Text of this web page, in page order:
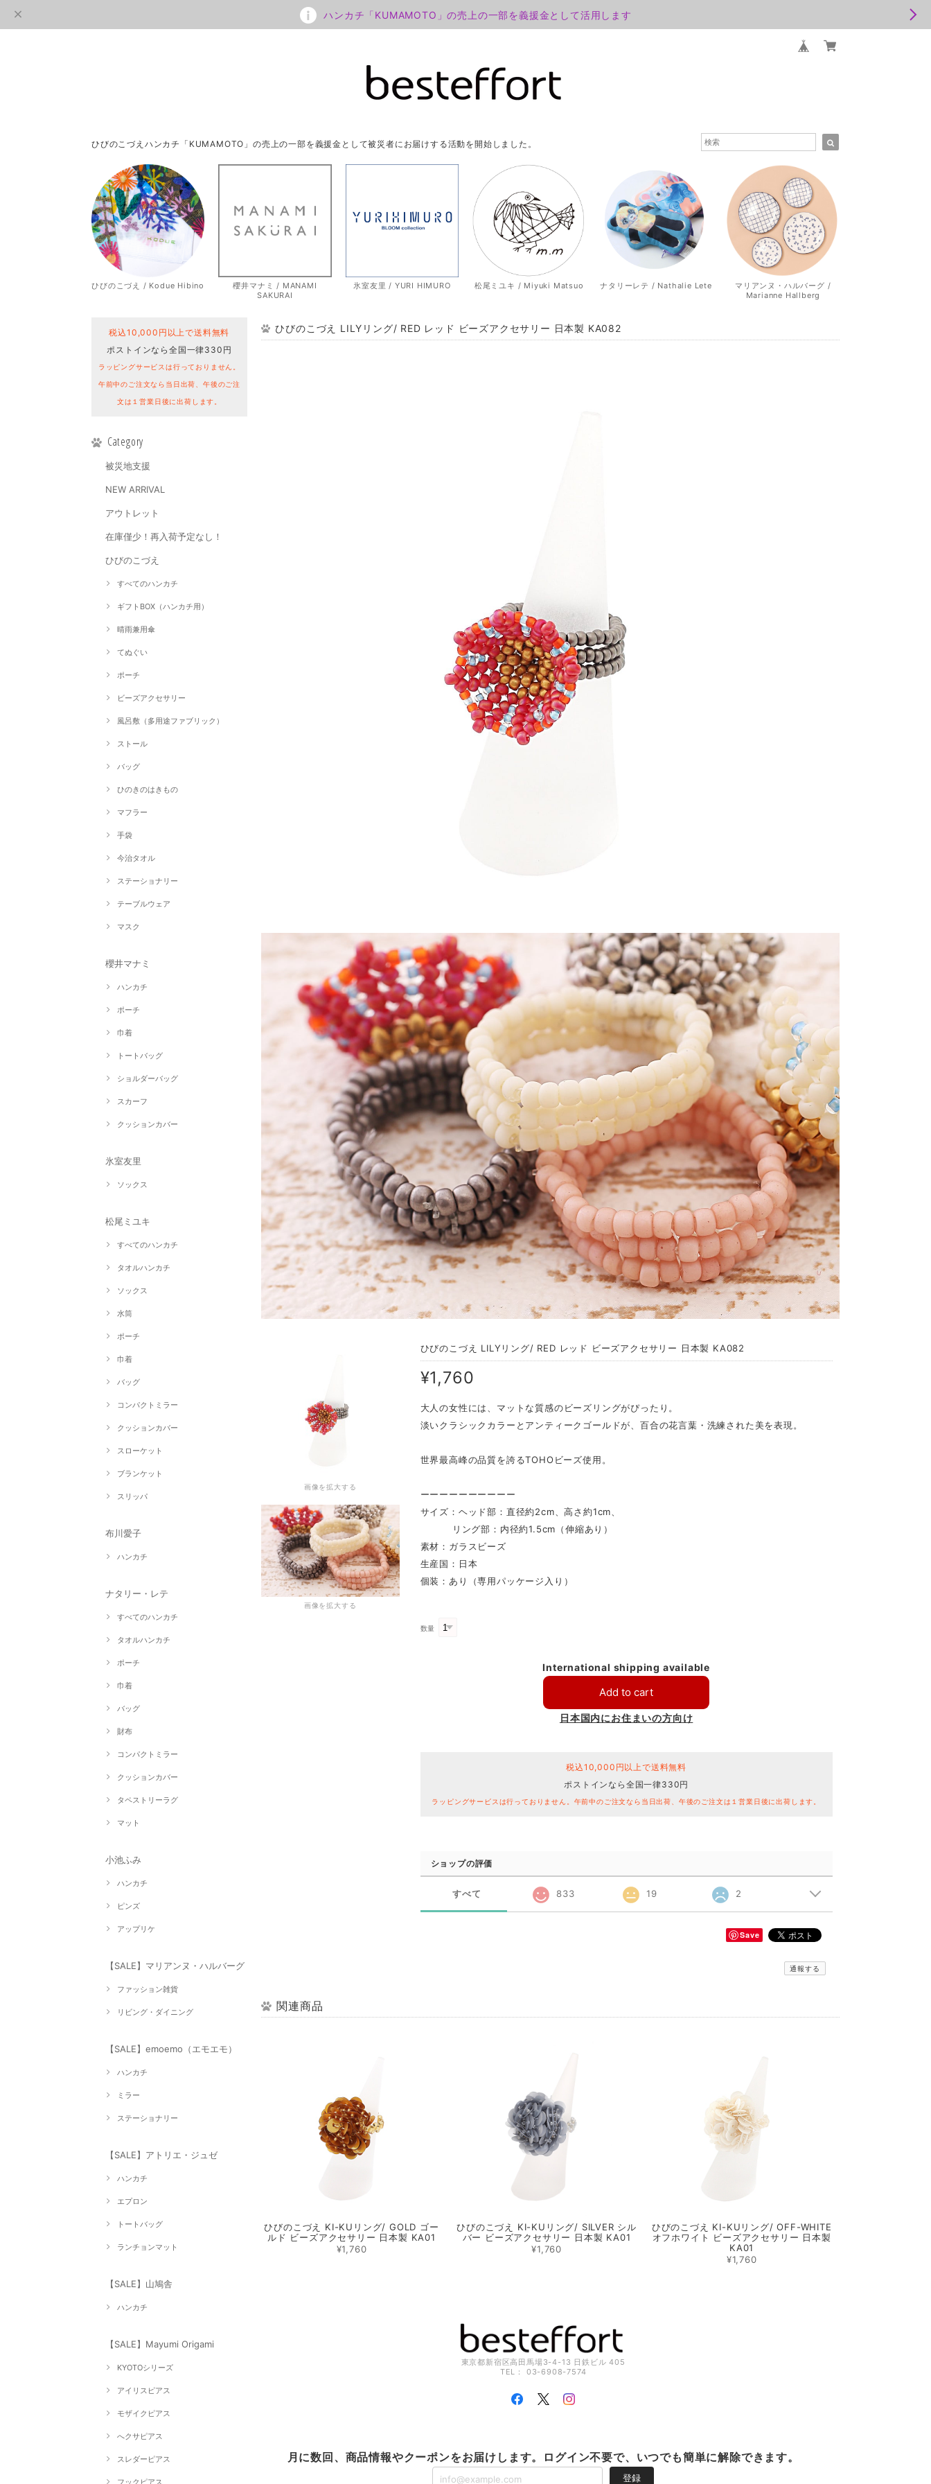
ハンカチ「KUMAMOTO」の売上の一部を義援金として活用します
ひびのこづえハンカチ「KUMAMOTO」の売上の一部を義援金として被災者にお届けする活動を開始しました。
ひびのこづえ / Kodue Hibino
櫻井マナミ / MANAMI
SAKURAI
氷室友里 / YURI HIMURO 松尾ミユキ / Miyuki Matsuo ナタリーレテ / Nathalie Lete
マリアンヌ・ハルバーグ /
Marianne Hallberg
税込10,000円以上で送料無料
ポストインなら全国一律330円
ラッピングサービスは行っておりません。
午前中のご注文なら当日出荷、午後のご注
文は１営業日後に出荷します。
Category
被災地支援
NEW ARRIVAL
アウトレット
在庫僅少！再入荷予定なし！
ひびのこづえ
すべてのハンカチ
ギフトBOX（ハンカチ用）
晴雨兼用傘
てぬぐい
ポーチ
ビーズアクセサリー
風呂敷（多用途ファブリック）
ストール
バッグ
ひのきのはきもの
マフラー
手袋
今治タオル
ステーショナリー
テーブルウェア
マスク
櫻井マナミ
ハンカチ
ポーチ
巾着
トートバッグ
ショルダーバッグ
スカーフ
クッションカバー
氷室友里
ソックス
松尾ミユキ
すべてのハンカチ
タオルハンカチ
ソックス
水筒
ポーチ
巾着
バッグ
コンパクトミラー
クッションカバー
スローケット
ブランケット
スリッパ
布川愛子
ハンカチ
ナタリー・レテ
すべてのハンカチ
タオルハンカチ
ポーチ
巾着
バッグ
財布
コンパクトミラー
クッションカバー
タペストリーラグ
マット
小池ふみ
ハンカチ
ピンズ
アップリケ
【SALE】マリアンヌ・ハルバーグ
ファッション雑貨
リビング・ダイニング
【SALE】emoemo（エモエモ）
ハンカチ
ミラー
ステーショナリー
【SALE】アトリエ・ジュゼ
ハンカチ
エプロン
トートバッグ
ランチョンマット
【SALE】山鳩舎
ハンカチ
【SALE】Mayumi Origami
KYOTOシリーズ
アイリスピアス
モザイクピアス
へクサピアス
スレダーピアス
ひびのこづえ LILYリング/ RED レッド ビーズアクセサリー 日本製 KA082
画像を拡大する
画像を拡大する
ひびのこづえ LILYリング/ RED レッド ビーズアクセサリー 日本製 KA082
¥1,760
大人の女性には、マットな質感のビーズリングがぴったり。
淡いクラシックカラーとアンティークゴールドが、百合の花言葉・洗練された美を表現。
世界最高峰の品質を誇るTOHOビーズ使用。
ーーーーーーーーーー
サイズ：ヘッド部：直径約2cm、高さ約1cm、
リング部：内径約1.5cm（伸縮あり）
素材：ガラスビーズ
生産国：日本
個装：あり（専用パッケージ入り）
数量
International shipping available
Add to cart
日本国内にお住まいの方向け
税込10,000円以上で送料無料
ポストインなら全国一律330円
ラッピングサービスは行っておりません。午前中のご注文なら当日出荷、午後のご注文は１営業日後に出荷します。
ショップの評価
すべて 833 19 2
Save
通報する
関連商品
ひびのこづえ KI-KUリング/ GOLD ゴー
ルド ビーズアクセサリー 日本製 KA01
¥1,760
ひびのこづえ KI-KUリング/ SILVER シル
バー ビーズアクセサリー 日本製 KA01
¥1,760
ひびのこづえ KI-KUリング/ OFF-WHITE
オフホワイト ビーズアクセサリー 日本製
KA01
¥1,760
東京都新宿区高田馬場3-4-13 日鉄ビル 405
TEL： 03-6908-7574
月に数回、商品情報やクーポンをお届けします。ログイン不要で、いつでも簡単に解除できます。
登録